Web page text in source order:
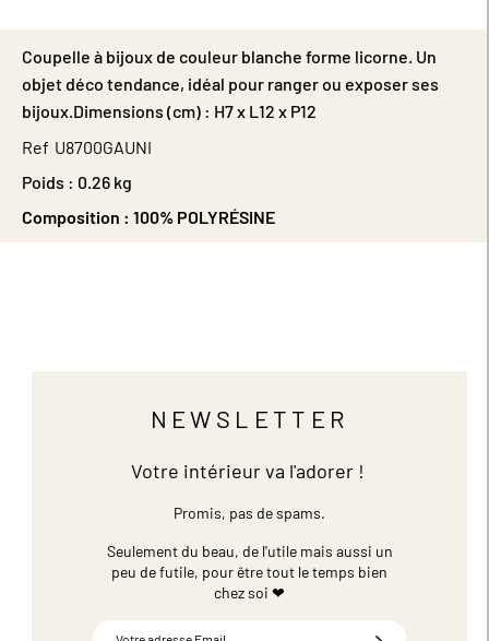
Coupelle à bijoux de couleur blanche forme licorne. Un
objet déco tendance, idéal pour ranger ou exposer ses
bijoux.Dimensions (cm) : H7 x L12 x P12
Ref U8700GAUNI
Poids : 0.26 kg
Composition : 100% POLYRÉSINE
NEWSLETTER
Votre intérieur va l'adorer !
Promis, pas de spams.
Seulement du beau, de l'utile mais aussi un
peu de futile, pour être tout le temps bien
chez soi ❤